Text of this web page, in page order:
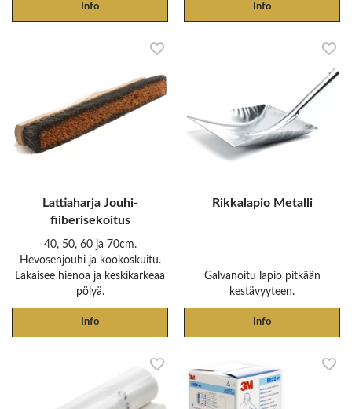
Info Info
Lattiaharja Jouhi-
fiiberisekoitus
40, 50, 60 ja 70cm.
Hevosenjouhi ja kookoskuitu.
Lakaisee hienoa ja keskikarkeaa
pölyä.
Info
Rikkalapio Metalli
Galvanoitu lapio pitkään
kestävyyteen.
Info